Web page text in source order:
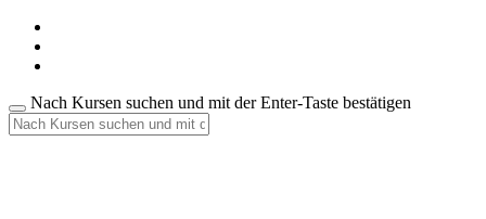
Nach Kursen suchen und mit der Enter-Taste bestätigen